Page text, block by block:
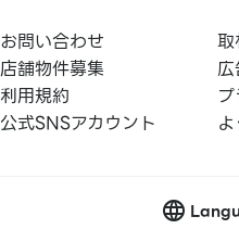
お問い合わせ
店舗物件募集
利用規約
公式SNSアカウント